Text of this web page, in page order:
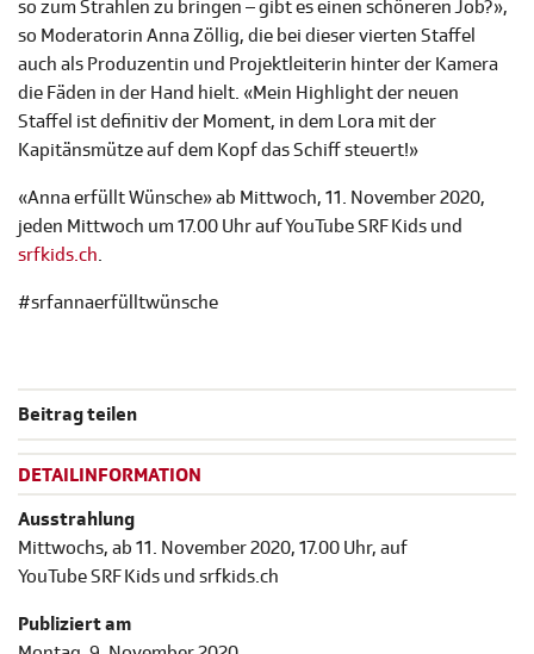
so zum Strahlen zu bringen – gibt es einen schöneren Job?»,
so Moderatorin Anna Zöllig, die bei dieser vierten Staffel
auch als Produzentin und Projektleiterin hinter der Kamera
die Fäden in der Hand hielt. «Mein Highlight der neuen
Staffel ist definitiv der Moment, in dem Lora mit der
Kapitänsmütze auf dem Kopf das Schiff steuert!»
«Anna erfüllt Wünsche» ab Mittwoch, 11. November 2020,
jeden Mittwoch um 17.00 Uhr auf YouTube SRF Kids und
srfkids.ch.
#srfannaerfülltwünsche
Beitrag teilen
DETAILINFORMATION
Ausstrahlung
Mittwochs, ab 11. November 2020, 17.00 Uhr, auf
YouTube SRF Kids und srfkids.ch
Publiziert am